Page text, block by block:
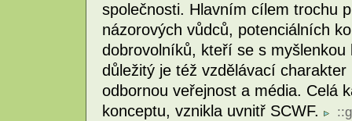
společnosti. Hlavním cílem trochu
názorových vůdců, potenciálních
dobrovolníků, kteří se s
důležitý je též vzdělávací
odbornou veřejnost a média. Celá
konceptu, vznikla uvnitř SCWF.
::